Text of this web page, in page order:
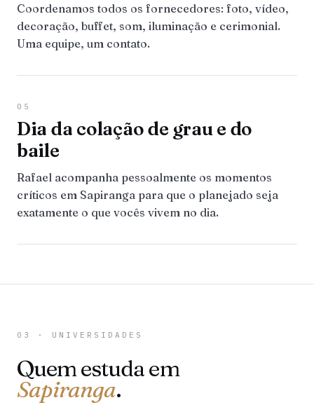
Coordenamos todos os fornecedores: foto, vídeo,
decoração, buffet, som, iluminação e cerimonial.
Uma equipe, um contato.
05
Dia da colação de grau e do
baile
Rafael acompanha pessoalmente os momentos
críticos em Sapiranga para que o planejado seja
exatamente o que vocês vivem no dia.
03 · UNIVERSIDADES
Quem estuda em
Sapiranga.